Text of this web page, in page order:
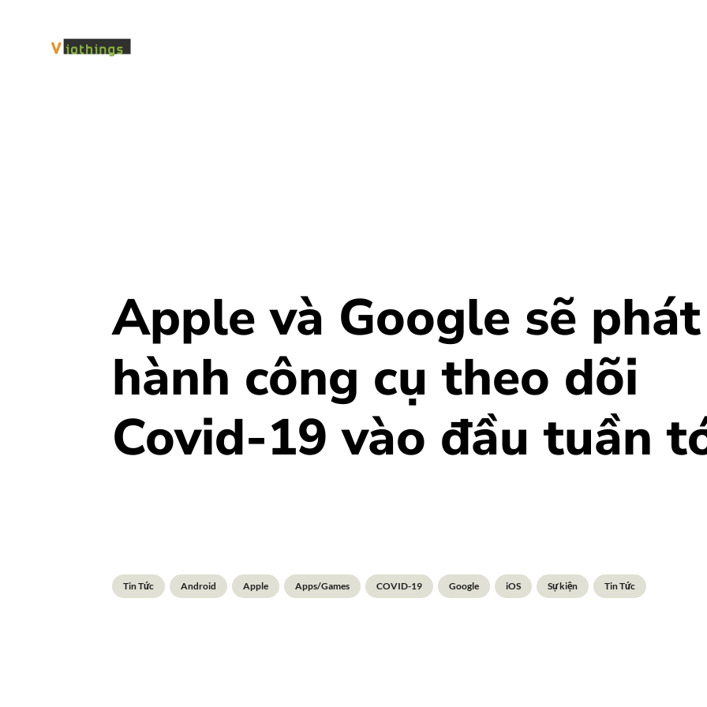
Apple và Google sẽ phát
hành công cụ theo dõi
Covid-19 vào đầu tuần
Tin Tức Android Apple Apps/Games COVID-19 Google iOS Sự kiện Tin Tức